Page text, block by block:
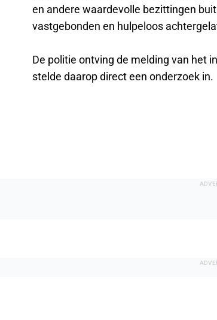
en andere waardevolle bezittingen
vastgebonden en hulpeloos
De politie ontving de melding van het
stelde daarop direct een onderzoek in.